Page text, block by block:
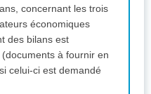
concernant les trois
économiques
des bilans est
à fournir en
celui-ci est demandé